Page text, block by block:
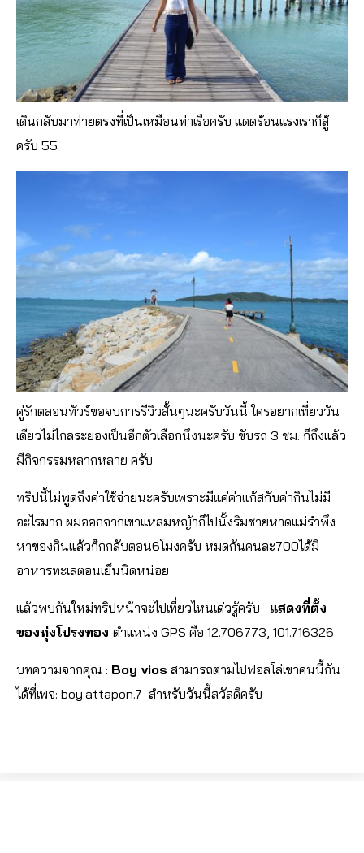
เดินกลับมาท่ายตรงที่เป็นเหมือนท่าเรือครับ แดดร้อนแรงเราก็สู้
ครับ 55
คู่รักตลอนทัวร์ขอจบการรีวิวสั้นๆนะครับวันนี้ ใครอยากเที่ยววัน
เดียวไม่ไกลระยองเป็นอีกตัวเลือกนึงนะครับ ขับรถ 3 ชม. ก็ถึงแล้ว
มีกิจกรรมหลากหลาย ครับ
ทริปนี้ไม่พูดถึงค่าใช้จ่ายนะครับเพราะมีแค่ค่าแก้สกับค่ากินไม่มี
อะไรมาก ผมออกจากเขาแหลมหญ้าก็ไปนั้งริมชายหาดแม่รำพึง
หาของกินแล้วก็กกลับตอน6โมงครับ หมดกันคนละ700ได้มี
อาหารทะเลตอนเย็นนิดหน่อย
แล้วพบกันใหม่ทริปหน้าจะไปเที่ยวไหนเด่วรู้ครับ แสดงที่ตั้ง
ของทุ่งโปรงทอง ตำแหน่ง GPS คือ 12.706773, 101.716326
บทความจากคุณ : Boy vios สามารถตามไปฟอลโล่เขาคนนี้กัน
ได้ที่เพจ: boy.attapon.7 สำหรับวันนี้สวัสดีครับ